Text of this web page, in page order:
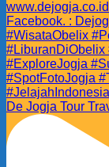
De Jogja Tour